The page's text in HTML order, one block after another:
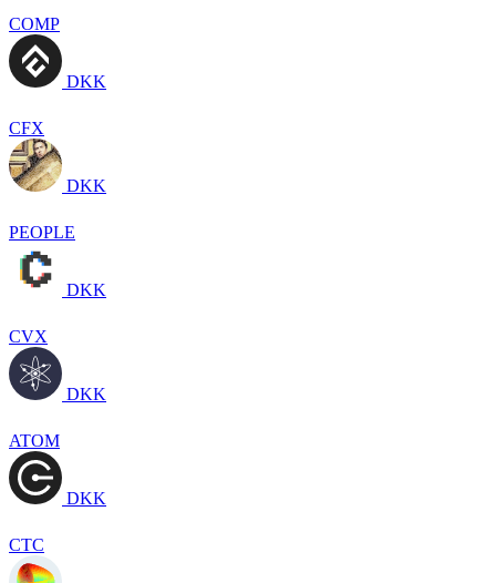
COMP
DKK
CFX
DKK
PEOPLE
DKK
CVX
DKK
ATOM
DKK
CTC